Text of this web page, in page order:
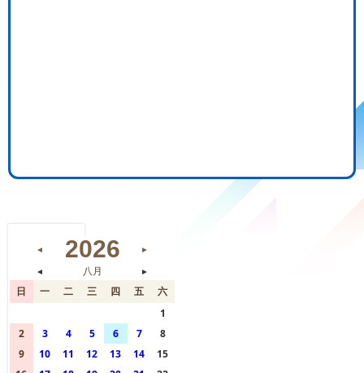
◄ 2026
►
◄
八月 ►
日 一 二 三 四 五
六
1
2
3 4 5 6 7
8
9
10 11 12 13 14
15